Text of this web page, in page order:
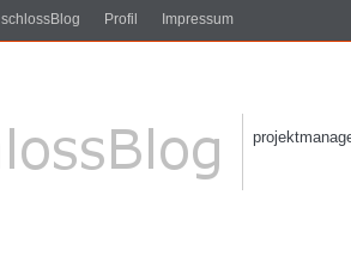
schlossBlog Profil Impressum